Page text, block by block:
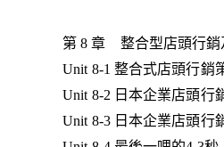
第 8 章 整合型店頭行銷
Unit 8-1 整合式店頭行銷
Unit 8-2 日本企業店頭行
Unit 8-3 日本企業店頭行